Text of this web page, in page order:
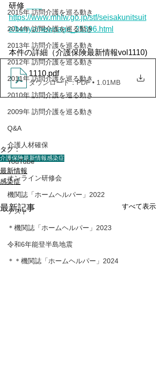
2015年 訪問介護を巡る動き
2014年 訪問介護を巡る動き
2013年 訪問介護を巡る動き
2012年 訪問介護を巡る動き
2011年 訪問介護を巡る動き
2010年 訪問介護を巡る動き
2009年 訪問介護を巡る動き
Q&A
介護人材確保
YouTube
オンライン研修会
機関誌「ホームヘルパー」2022
テスト
＊機関誌「ホームヘルパー」2023
令和6年能登半島地震
＊＊機関誌「ホームヘルパー」2024
研修
https://www.mhlw.go.jp/stf/seisakunitsuit
e/bunya/newpage_25396.html
本件の詳細（介護保険最新情報vol1110)
1110.pdf
ダウンロード：PDF • 1.01MB
タグ：
介護保険最新情報感染症
最新情報
感染症
最新記事 すべて表示